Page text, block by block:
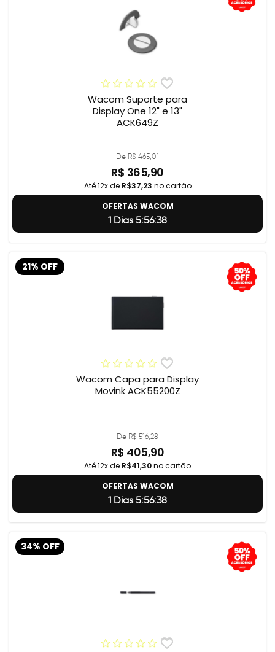
Wacom Suporte para
Display One 12" e 13"
ACK649Z
De R$ 465,01
R$ 365,90
Até 12x de R$37,23 no cartão
OFERTAS WACOM
1 Dias 5:56:37
21% OFF
Wacom Capa para Display
Movink ACK55200Z
De R$ 516,28
R$ 405,90
Até 12x de R$41,30no cartão
OFERTAS WACOM
1 Dias 5:56:37
34% OFF